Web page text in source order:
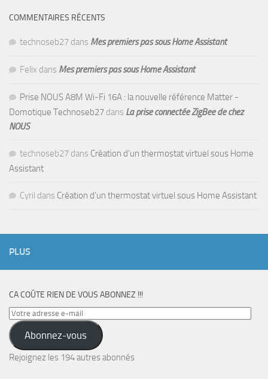
COMMENTAIRES RÉCENTS
technoseb27 dans Mes premiers pas sous Home Assistant
Felix dans Mes premiers pas sous Home Assistant
Prise NOUS A8M Wi-Fi 16A : la nouvelle référence Matter -
Domotique Technoseb27 dans La prise connectée ZigBee de chez
NOUS
technoseb27 dans Création d’un thermostat virtuel sous Home
Assistant
Cyril dans Création d’un thermostat virtuel sous Home Assistant
PLUS
CA COÛTE RIEN DE VOUS ABONNEZ !!!
Votre
adresse
e-
mail
Abonnez-vous
Rejoignez les 194 autres abonnés